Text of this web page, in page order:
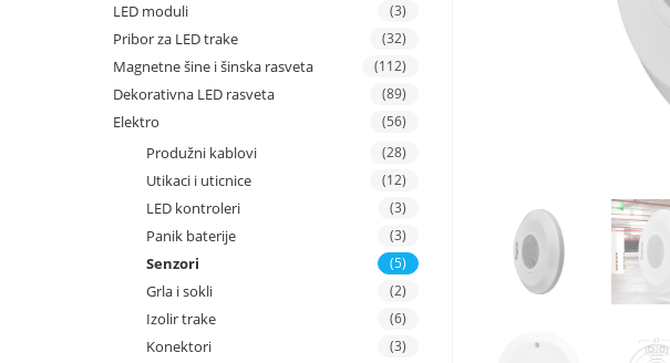
LED moduli (3)
Pribor za LED trake (32)
Magnetne šine i šinska rasveta (112)
Dekorativna LED rasveta (89)
Elektro (56)
Produžni kablovi (28)
Utikaci i uticnice (12)
LED kontroleri (3)
Panik baterije (3)
Senzori (5)
Grla i sokli (2)
Izolir trake (6)
Konektori (3)